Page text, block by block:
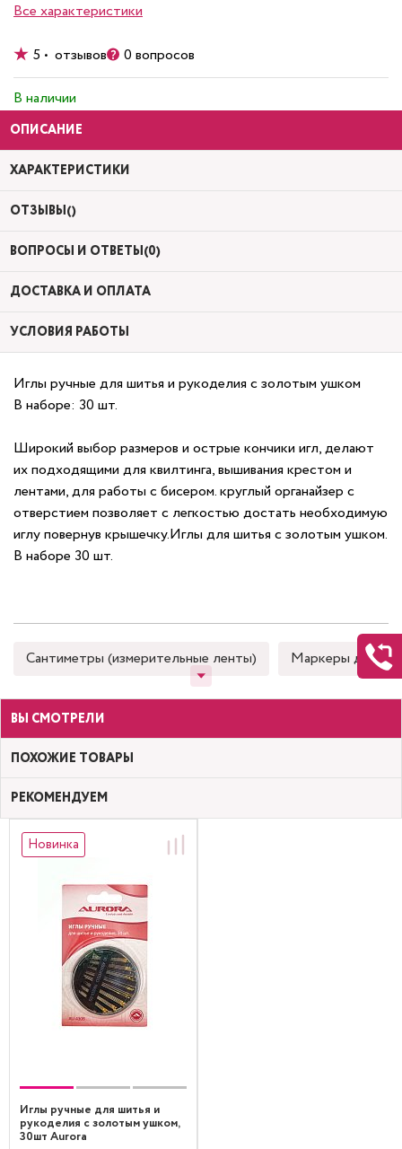
Все характеристики
5 • отзывов 0 вопросов
В наличии
ОПИСАНИЕ
ХАРАКТЕРИСТИКИ
ОТЗЫВЫ()
ВОПРОСЫ И ОТВЕТЫ(0)
ДОСТАВКА И ОПЛАТА
УСЛОВИЯ РАБОТЫ
Иглы ручные для шитья и рукоделия с золотым ушком
В наборе: 30 шт.
Широкий выбор размеров и острые кончики игл, делают
их подходящими для квилтинга, вышивания крестом и
лентами, для работы с бисером. круглый органайзер с
отверстием позволяет с легкостью достать необходимую
иглу повернув крышечку.Иглы для шитья с золотым ушком.
В наборе 30 шт.
Сантиметры (измерительные ленты) Маркеры для
ВЫ СМОТРЕЛИ
ПОХОЖИЕ ТОВАРЫ
РЕКОМЕНДУЕМ
Новинка
Иглы ручные для шитья и
рукоделия с золотым ушком,
30шт Aurora